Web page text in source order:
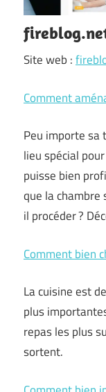
Site web :
Comment
Peu importe sa
lieu spécial
puisse bien
que la
il procéder ?
Comment bien
La cuisine est
plus
repas les plus
sortent.